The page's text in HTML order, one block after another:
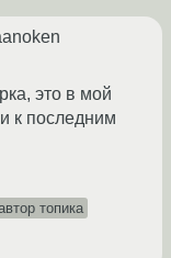
это в мой
к последним
топика